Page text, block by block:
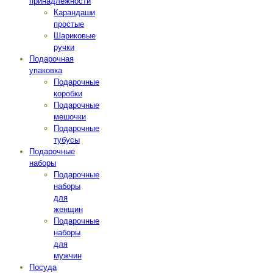
Карандаши
простые
Шариковые
ручки
Подарочная
упаковка
Подарочные
коробки
Подарочные
мешочки
Подарочные
тубусы
Подарочные
наборы
Подарочные
наборы
для
женщин
Подарочные
наборы
для
мужчин
Посуда